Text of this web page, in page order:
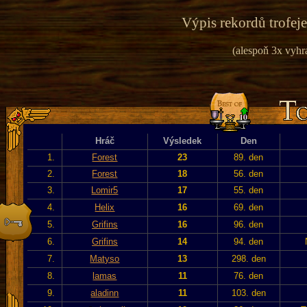
Výpis rekordů
(alespoň 3x
Hráč Výsledek
Den
1.
Forest 23
89. den
2.
Forest 18
56. den
3.
Lomir5 17
55. den
4.
Helix 16
69. den
5.
Grifins 16
96. den
6.
Grifins 14 94. den
7.
Matyso 13
298. den
8.
lamas 11
76. den
9.
aladinn 11
103. den